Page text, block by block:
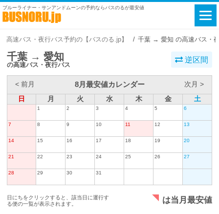
ブルーライナー・サンアンドムーンの予約ならバスのるが最安値
高速バス・夜行バス予約の【バスのる.jp】 千葉 → 愛知 の高速バス・
千葉 → 愛知
の高速バス・夜行バス
逆区間
< 前月 8月最安値カレンダー
次月 >
日
月 火 水 木 金 土
1 2 3 4 5 6
7 8 9 10 11 12 13
14 15 16 17 18 19 20
21 22 23 24 25 26 27
28 29 30 31
日にちをクリックすると、該当日に運行す
る便の一覧が表示されます。
は当月最安値